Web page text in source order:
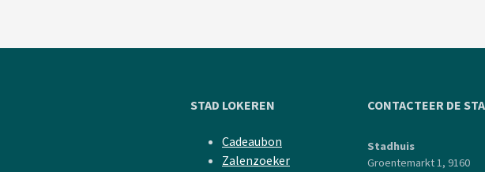
STAD LOKEREN
Cadeaubon
Zalenzoeker
CONTACTEER DE
Stadhuis
Groentemarkt 1, 9160